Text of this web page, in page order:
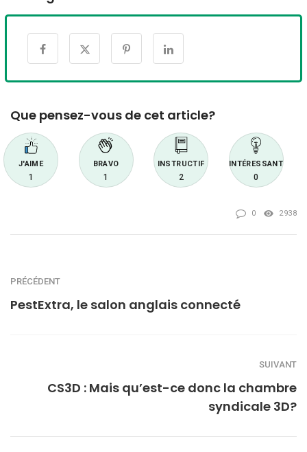
Que pensez-vous de cet article?
J'AIME
1
BRAVO
1
INSTRUCTIF
2
INTÉRESSANT
0
0 2938
PRÉCÉDENT
PestExtra, le salon anglais connecté
SUIVANT
CS3D : Mais qu’est-ce donc la chambre
syndicale 3D?